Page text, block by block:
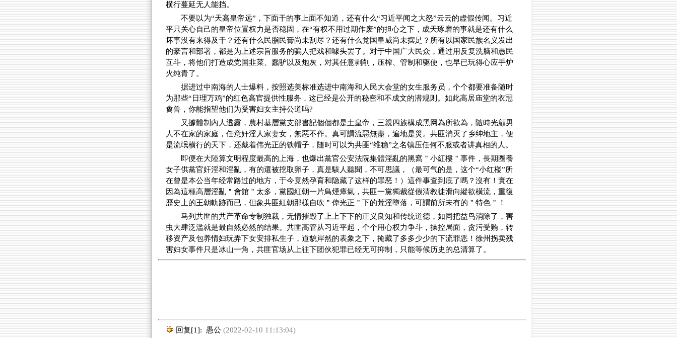
横行蔓延无人能挡。
不要以为“天高皇帝远”，下面干的事上面不知道，还有什么“习近平闻之大怒”云云的虚假传闻。习近
平只关心自己的皇帝位置权力是否稳固，在“有权不用过期作废”的担心之下，成天琢磨的事就是还有什么
坏事没有来得及干？还有什么民脂民膏尚未刮尽？还有什么党国皇威尚未摆足？所有以国家民族名义发出
的豪言和部署，都是为上述宗旨服务的骗人把戏和噱头罢了。对于中国广大民众，通过用反复洗脑和愚民
互斗，将他们打造成党国韭菜、蠢驴以及炮灰，对其任意剥削，压榨、管制和驱使，也早已玩得心应手炉
火纯青了。
据进过中南海的人士爆料，按照选美标准选进中南海和人民大会堂的女生服务员，个个都要准备随时
为那些“日理万鸡”的红色高官提供性服务，这已经是公开的秘密和不成文的潜规则。如此高居庙堂的衣冠
禽兽，你能指望他们为受害妇女主持公道吗?
又據體制內人透露，農村基層黨支部書記個個都是土皇帝，三親四族構成黑网為所欲為，隨時光顧男
人不在家的家庭，任意奸淫人家妻女，無惡不作。真可謂流惡無盡，遍地是災。共匪消灭了乡绅地主，便
是流氓横行的天下，还戴着伟光正的铁帽子，随时可以为共匪“维稳”之名镇压任何不服或者讲真相的人。
即便在大陸算文明程度最高的上海，也爆出黨官公安法院集體淫亂的黑窩＂小紅樓＂事件，長期圈養
女子供黨官奸淫和淫亂，有的還被挖取卵子，真是駭人聽聞，不可思議，（最可气的是，这个“小红楼”所
在曾是本公当年经常路过的地方，于今竟然孕育和隐藏了这样的罪恶！）這件事查到底了嗎？沒有！實在
因為這種高層淫亂＂會館＂太多，黨國紅朝一片鳥煙瘴氣，共匪一黨獨裁從假清教徒滑向縱欲橫流，重復
歷史上的王朝軌跡而已，但象共匪紅朝那樣自吹＂偉光正＂下的荒淫墮落，可謂前所未有的＂特色＂！
马列共匪的共产革命专制独裁，无情摧毁了上上下下的正义良知和传统道德，如同把益鸟消除了，害
虫大肆泛滥就是最自然必然的结果。共匪高管从习近平起，个个用心权力争斗，操控局面，贪污受贿，转
移资产及包养情妇玩弄下女安排私生子，道貌岸然的表象之下，掩藏了多多少少的下流罪恶！徐州拐卖残
害妇女事件只是冰山一角，共匪官场从上往下团伙犯罪已经无可抑制，只能等候历史的总清算了。
回复[1]: 愚公 (2022-02-10 11:13:04)